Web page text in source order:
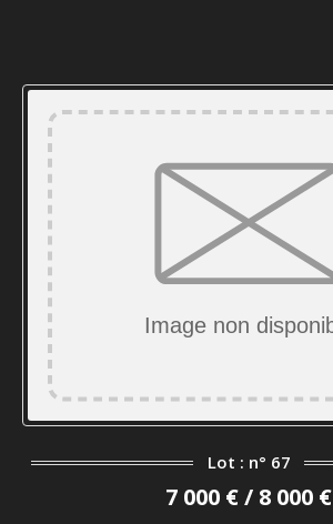
Lot : n° 67
7 000 € / 8 000 €